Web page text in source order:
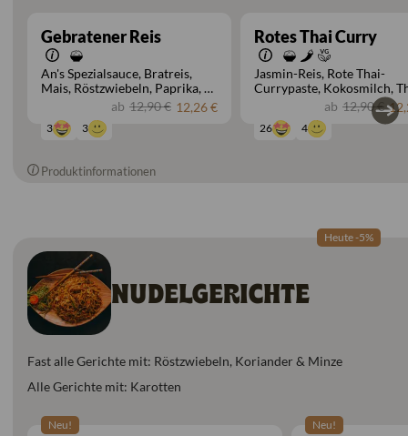
Gebratener Reis
An's Spezialsauce Bratreis
Mais Röstzwiebeln Paprika Ei
grüne Bohnen
Karotten
ab 12,90 € 12,26 €
3 3
Rotes Thai Curry
Jasmin-Reis Rote Thai-
Currypaste Kokosmilch
Auberginen
Lauchzwiebeln
Paprika
Brokkoli grüne Bohnen
ab 12,90 €
26 4
Produktinformationen
Heute -5%
NUDELGERICHTE
Fast alle Gerichte mit: Röstzwiebeln, Koriander & Minze
Alle Gerichte mit: Karotten
Neu! Neu!